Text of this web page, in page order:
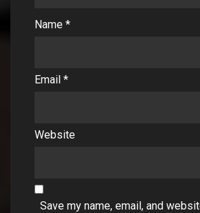
Name *
Email *
Website
Save my name, email, and